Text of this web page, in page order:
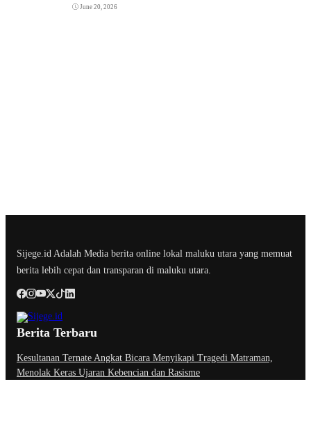
June 20, 2026
Sijege.id Adalah Media berita online lokal maluku utara yang memuat
berita lebih cepat dan transparan di maluku utara.
Berita Terbaru
Kesultanan Ternate Angkat Bicara Menyikapi Tragedi Matraman,
Menolak Keras Ujaran Kebencian dan Rasisme